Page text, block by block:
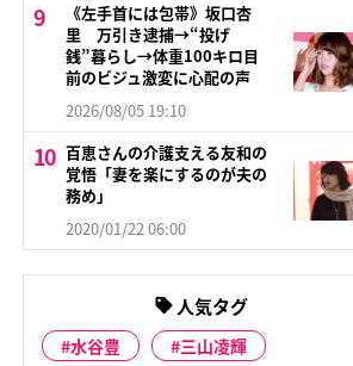
《左手首には包帯》坂口杏
里 万引き逮捕→“投げ
銭”暮らし→体重100キロ目
前のビジュ激変に心配の声
2026/08/05 19:10
百恵さんの介護支える友和の
覚悟「妻を楽にするのが夫の
務め」
2020/01/22 06:00
人気タグ
水谷豊
三山凌輝